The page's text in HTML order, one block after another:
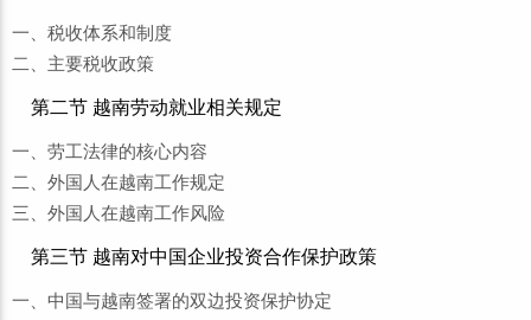
一、税收体系和制度
二、主要税收政策
第二节 越南劳动就业相关规定
一、劳工法律的核心内容
二、外国人在越南工作规定
三、外国人在越南工作风险
第三节 越南对中国企业投资合作保护政策
一、中国与越南签署的双边投资保护协定